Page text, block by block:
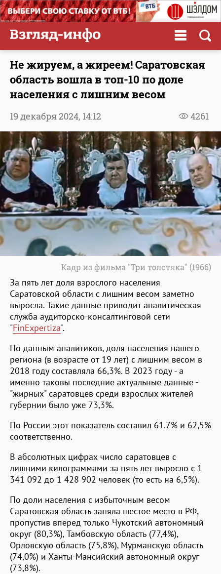
Не жируем, а жиреем! Саратовская
область вошла в топ-10 по доле
населения с лишним весом
4261
19 декабря 2024, 14:12
Кадр из фильма "Три толстяка" (1966)
За пять лет доля взрослого населения
Саратовской области с лишним весом заметно
выросла. Такие данные приводит аналитическая
служба аудиторско-консалтинговой сети
"FinExpertiza".
По данным аналитиков, доля населения нашего
региона (в возрасте от 19 лет) с лишним весом в
2018 году составляла 66,3%. В 2023 году - а
именно таковы последние актуальные данные -
"жирных" саратовцев среди взрослых жителей
губернии было уже 73,3%.
По России этот показатель составил 61,7% и 62,5%
соответственно.
В абсолютных цифрах число саратовцев с
лишними килограммами за пять лет выросло с 1
341 092 до 1 428 902 человек (то есть на 6,5%).
По доли населения с избыточным весом
Саратовская область заняла шестое место в РФ,
пропустив вперед только Чукотский автономный
округ (80,3%), Тамбовскую область (77,4%),
Орловскую область (75,8%), Мурманскую область
(74,0%) и Ханты-Мансийский автономный округ
(73,8%).